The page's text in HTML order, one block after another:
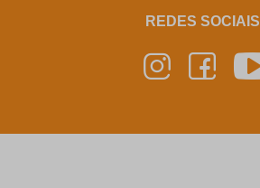
REDES SOCIAIS